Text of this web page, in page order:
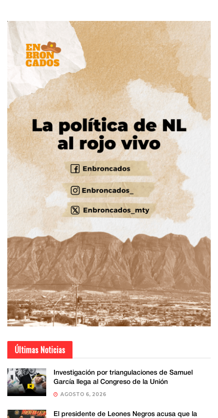
Últimas Noticias
Investigación por triangulaciones de Samuel
García llega al Congreso de la Unión
AGOSTO 6, 2026
El presidente de Leones Negros acusa que la